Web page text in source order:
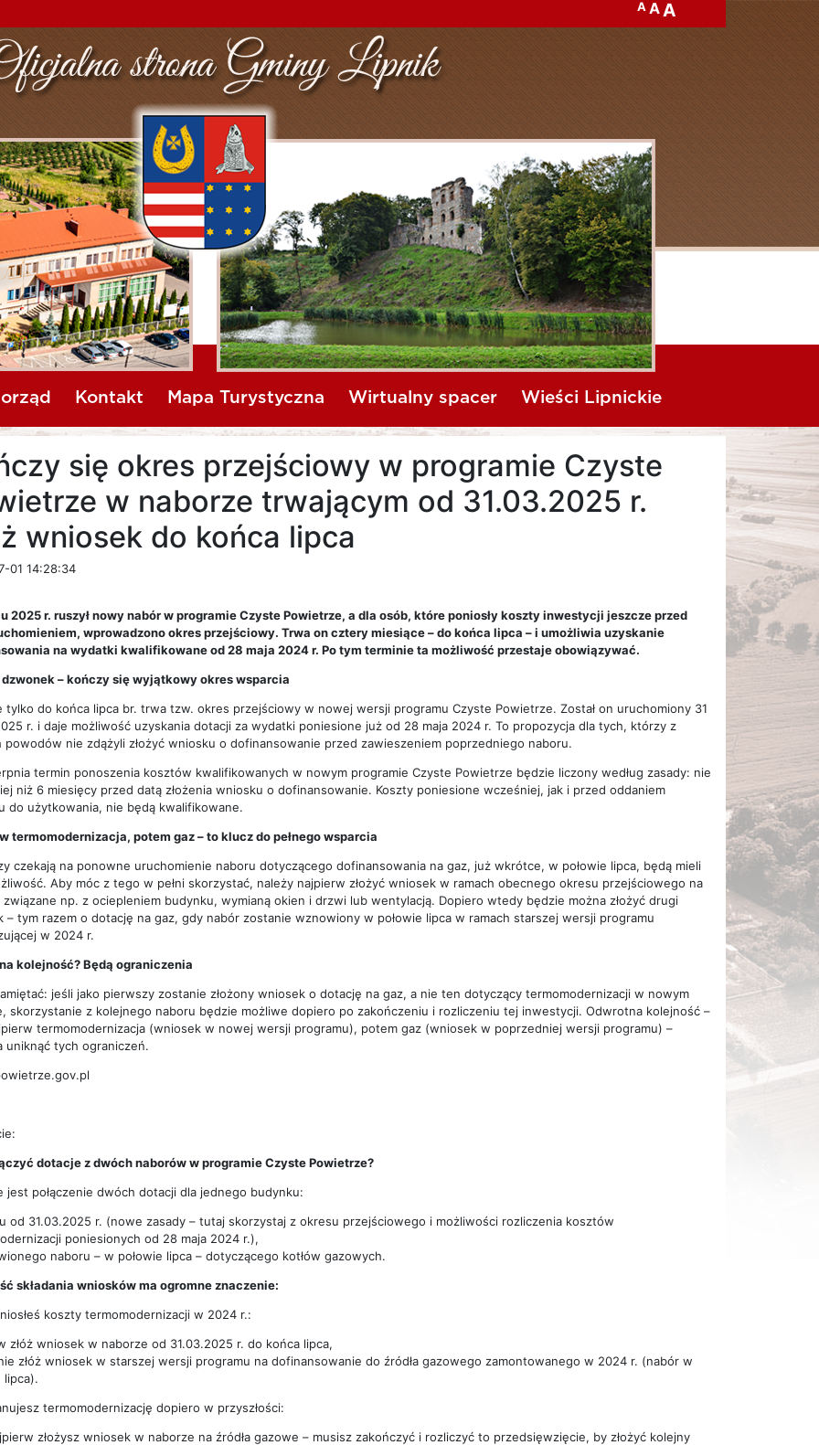
A AA
Kontakt Mapa Turystyczna Wirtualny spacer Wieści Lipnickie
się okres przejściowy w programie Czyste
w naborze trwającym od 31.03.2025 r.
wniosek do końca lipca
01 14:28:34
2025 r. ruszył nowy nabór w programie Czyste Powietrze, a dla osób, które poniosły koszty inwestycji jeszcze przed
wprowadzono okres przejściowy. Trwa on cztery miesiące – do końca lipca – i umożliwia uzyskanie
na wydatki kwalifikowane od 28 maja 2024 r. Po tym terminie ta możliwość przestaje obowiązywać.
– kończy się wyjątkowy okres wsparcia
tylko do końca lipca br. trwa tzw. okres przejściowy w nowej wersji programu Czyste Powietrze. Został on uruchomiony 31
r. i daje możliwość uzyskania dotacji za wydatki poniesione już od 28 maja 2024 r. To propozycja dla tych, którzy z
powodów nie zdążyli złożyć wniosku o dofinansowanie przed zawieszeniem poprzedniego naboru.
termin ponoszenia kosztów kwalifikowanych w nowym programie Czyste Powietrze będzie liczony według zasady: nie
niż 6 miesięcy przed datą złożenia wniosku o dofinansowanie. Koszty poniesione wcześniej, jak i przed oddaniem
do użytkowania, nie będą kwalifikowane.
termomodernizacja, potem gaz – to klucz do pełnego wsparcia
czekają na ponowne uruchomienie naboru dotyczącego dofinansowania na gaz, już wkrótce, w połowie lipca, będą mieli
Aby móc z tego w pełni skorzystać, należy najpierw złożyć wniosek w ramach obecnego okresu przejściowego na
np. z ociepleniem budynku, wymianą okien i drzwi lub wentylacją. Dopiero wtedy będzie można złożyć drugi
– tym razem o dotację na gaz, gdy nabór zostanie wznowiony w połowie lipca w ramach starszej wersji programu
w 2024 r.
kolejność? Będą ograniczenia
jeśli jako pierwszy zostanie złożony wniosek o dotację na gaz, a nie ten dotyczący termomodernizacji w nowym
skorzystanie z kolejnego naboru będzie możliwe dopiero po zakończeniu i rozliczeniu tej inwestycji. Odwrotna kolejność –
termomodernizacja (wniosek w nowej wersji programu), potem gaz (wniosek w poprzedniej wersji programu) –
uniknąć tych ograniczeń.
dotacje z dwóch naborów w programie Czyste Powietrze?
jest połączenie dwóch dotacji dla jednego budynku:
od 31.03.2025 r. (nowe zasady – tutaj skorzystaj z okresu przejściowego i możliwości rozliczenia kosztów
poniesionych od 28 maja 2024 r.),
naboru – w połowie lipca – dotyczącego kotłów gazowych.
składania wniosków ma ogromne znaczenie:
koszty termomodernizacji w 2024 r.:
złóż wniosek w naborze od 31.03.2025 r. do końca lipca,
złóż wniosek w starszej wersji programu na dofinansowanie do źródła gazowego zamontowanego w 2024 r. (nabór w
lipca).
termomodernizację dopiero w przyszłości:
złożysz wniosek w naborze na źródła gazowe – musisz zakończyć i rozliczyć to przedsięwzięcie, by złożyć kolejny